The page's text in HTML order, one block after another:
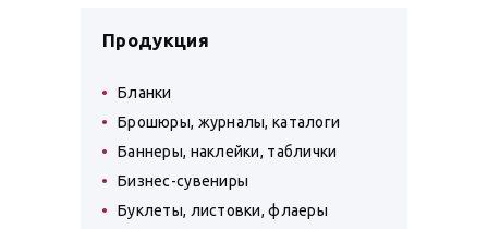
Продукция
Бланки
Брошюры, журналы, каталоги
Баннеры, наклейки, таблички
Бизнес-сувениры
Буклеты, листовки, флаеры